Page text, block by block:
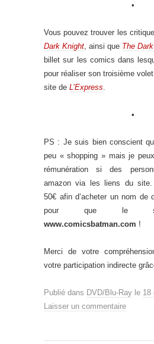
•
Vous pouvez trouver les
Dark Knight, ainsi que The
billet sur les comics dans
pour réaliser son troisième
site de L’Express.
•
PS : Je suis bien conscient
peu « shopping » mais je
rémunération si des
amazon via les liens du site.
50€ afin d’acheter un nom de
pour que le
www.comicsbatman.com !
Merci de votre
votre participation indirecte
Publié dans DVD/Blu-Ray le 18
Laisser un commentaire